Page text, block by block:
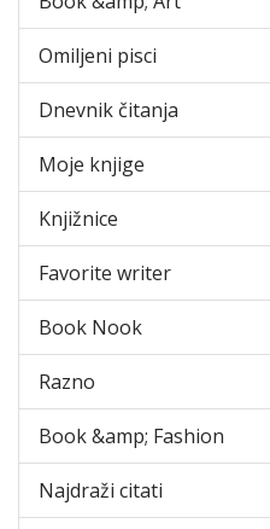
Omiljeni pisci
Dnevnik čitanja
Moje knjige
Knjižnice
Favorite writer
Book Nook
Razno
Book &amp; Fashion
Najdraži citati